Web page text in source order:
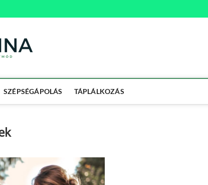
SZÉPSÉGÁPOLÁS TÁPLÁLKOZÁS